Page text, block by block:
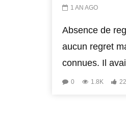
1 AN AGO
Absence de
aucun regret
connues. Il
0 1.8K 22